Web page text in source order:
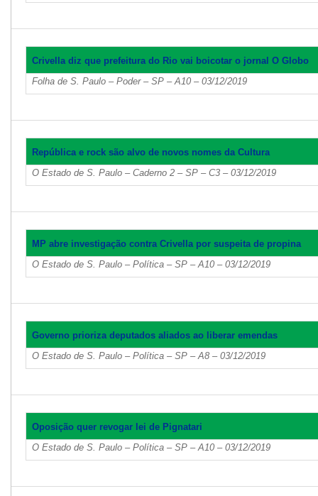
Crivella diz que prefeitura do Rio vai boicotar o jornal O Globo
Folha de S. Paulo – Poder – SP – A10 – 03/12/2019
República e rock são alvo de novos nomes da Cultura
O Estado de S. Paulo – Caderno 2 – SP – C3 – 03/12/2019
MP abre investigação contra Crivella por suspeita de propina
O Estado de S. Paulo – Política – SP – A10 – 03/12/2019
Governo prioriza deputados aliados ao liberar emendas
O Estado de S. Paulo – Política – SP – A8 – 03/12/2019
Oposição quer revogar lei de Pignatari
O Estado de S. Paulo – Política – SP – A10 – 03/12/2019